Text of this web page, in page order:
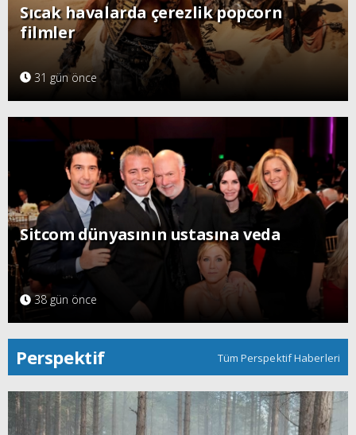
Sıcak havalarda çerezlik popcorn
filmler
31 gün önce
Sitcom dünyasının ustasına veda
38 gün önce
Perspektif Tüm Perspektif Haberleri